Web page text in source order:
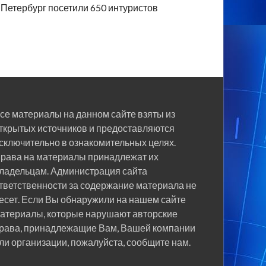
Петербург посетили 650 интуристов
материалы на данном сайте взяты из
источников и предоставляются
в ознакомительных целях.
на материалы принадлежат их
Администрация сайта
за содержание материала не
Если Вы обнаружили на нашем сайте
которые нарушают авторские
принадлежащие Вам, Вашей компании
организации, пожалуйста, сообщите нам.